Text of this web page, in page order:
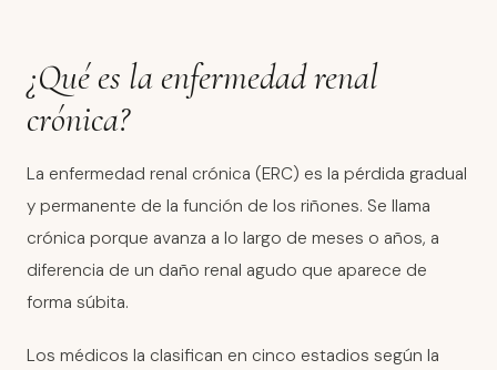
¿Qué es la enfermedad renal
crónica?
La enfermedad renal crónica (ERC) es la pérdida gradual
y permanente de la función de los riñones. Se llama
crónica porque avanza a lo largo de meses o años, a
diferencia de un daño renal agudo que aparece de
forma súbita.
Los médicos la clasifican en cinco estadios según la